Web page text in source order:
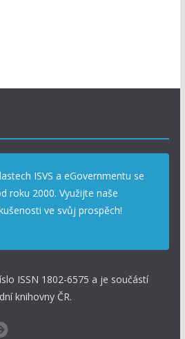
ISVS a eGovernmentu se
roku 2000. Využijte naše
ve svůj prospěch!
ISSN 1802-6575 a je součástí
knihovny ČR.